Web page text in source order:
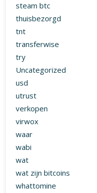
steam btc
thuisbezorgd
tnt
transferwise
try
Uncategorized
usd
utrust
verkopen
virwox
waar
wabi
wat
wat zijn bitcoins
whattomine